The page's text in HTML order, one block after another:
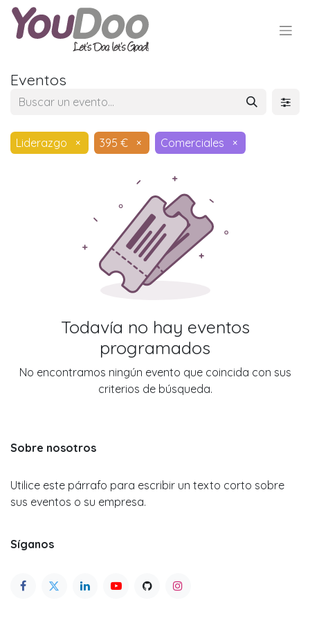
Eventos
Liderazgo × 395 € × Comerciales ×
Todavía no hay eventos
programados
No encontramos ningún evento que coincida con sus
criterios de búsqueda.
Sobre nosotros
Utilice este párrafo para escribir un texto corto sobre
sus eventos o su empresa.
Síganos